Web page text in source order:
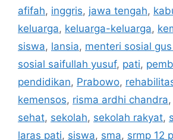
afifah, inggris, jawa tengah,
keluarga, keluarga-keluarga,
siswa, lansia, menteri sosial
sosial saifullah yusuf, pati,
pendidikan, Prabowo,
kemensos, risma ardhi chandra,
sehat, sekolah, sekolah rakyat,
laras pati, siswa, sma, srmp 12